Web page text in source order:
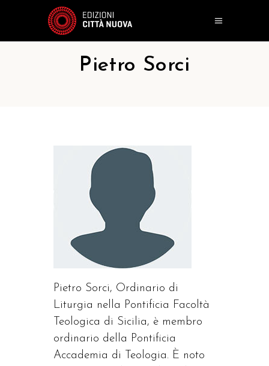
Pietro Sorci
Pietro Sorci, Ordinario di
Liturgia nella Pontificia Facoltà
Teologica di Sicilia, è membro
ordinario della Pontificia
Accademia di Teologia. È noto